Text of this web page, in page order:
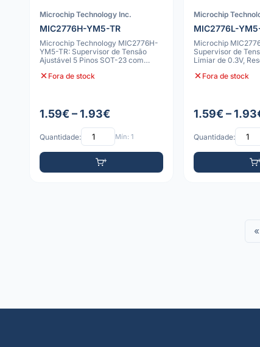
Microchip Technology Inc.
MIC2776H-YM5-TR
Microchip Technology MIC2776H-
YM5-TR: Supervisor de Tensão
Ajustável 5 Pinos SOT-23 com
Fora de stock
1.59€ – 1.93€
Quantidade: Mín: 1
Microchip
MIC2776L-
Microchip
Supervisor de
Limiar de 0.3V,
Fora de stock
1.59€ –
Quantidade:
«